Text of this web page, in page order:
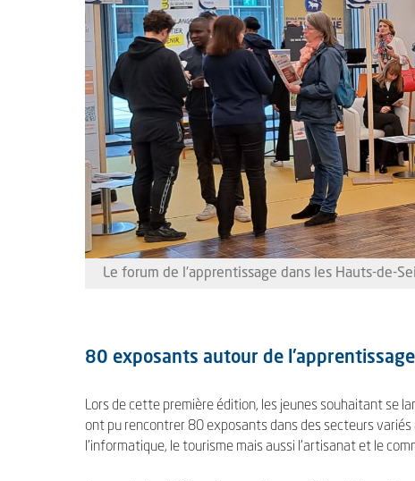
Le forum de l'apprentissage dans les Hauts-de-
80 exposants autour de l'apprentissage
Lors de cette première édition, les jeunes souhaitant se
ont pu rencontrer 80 exposants dans des secteurs
l'informatique, le tourisme mais aussi l'artisanat et le